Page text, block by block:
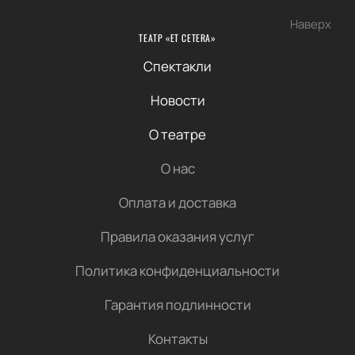
Наверх
ТЕАТР «ET CETERA»
Спектакли
Новости
О театре
О нас
Оплата и доставка
Правила оказания услуг
Политика конфиденциальности
Гарантия подлинности
Контакты